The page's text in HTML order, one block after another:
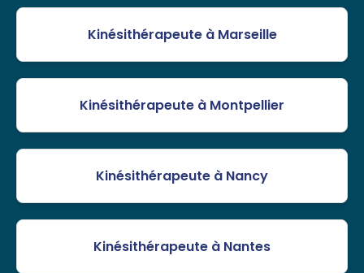
Kinésithérapeute à Marseille
Kinésithérapeute à Montpellier
Kinésithérapeute à Nancy
Kinésithérapeute à Nantes